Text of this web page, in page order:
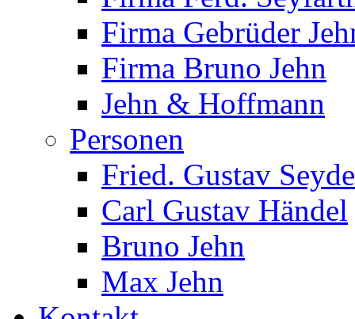
Firma Gebrüder
Firma Bruno Jehn
Jehn & Hoffmann
Personen
Fried. Gustav
Carl Gustav Händel
Bruno Jehn
Max Jehn